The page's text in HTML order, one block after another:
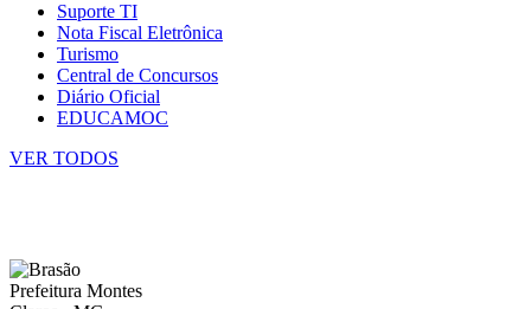
Suporte TI
Nota Fiscal Eletrônica
Turismo
Central de Concursos
Diário Oficial
EDUCAMOC
VER TODOS